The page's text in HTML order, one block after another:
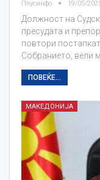
Плусинфо 19/05/
Должност на
пресудата и
повтори
Собранието, вели
ПОВЕЌЕ...
МАКЕДОНИЈА